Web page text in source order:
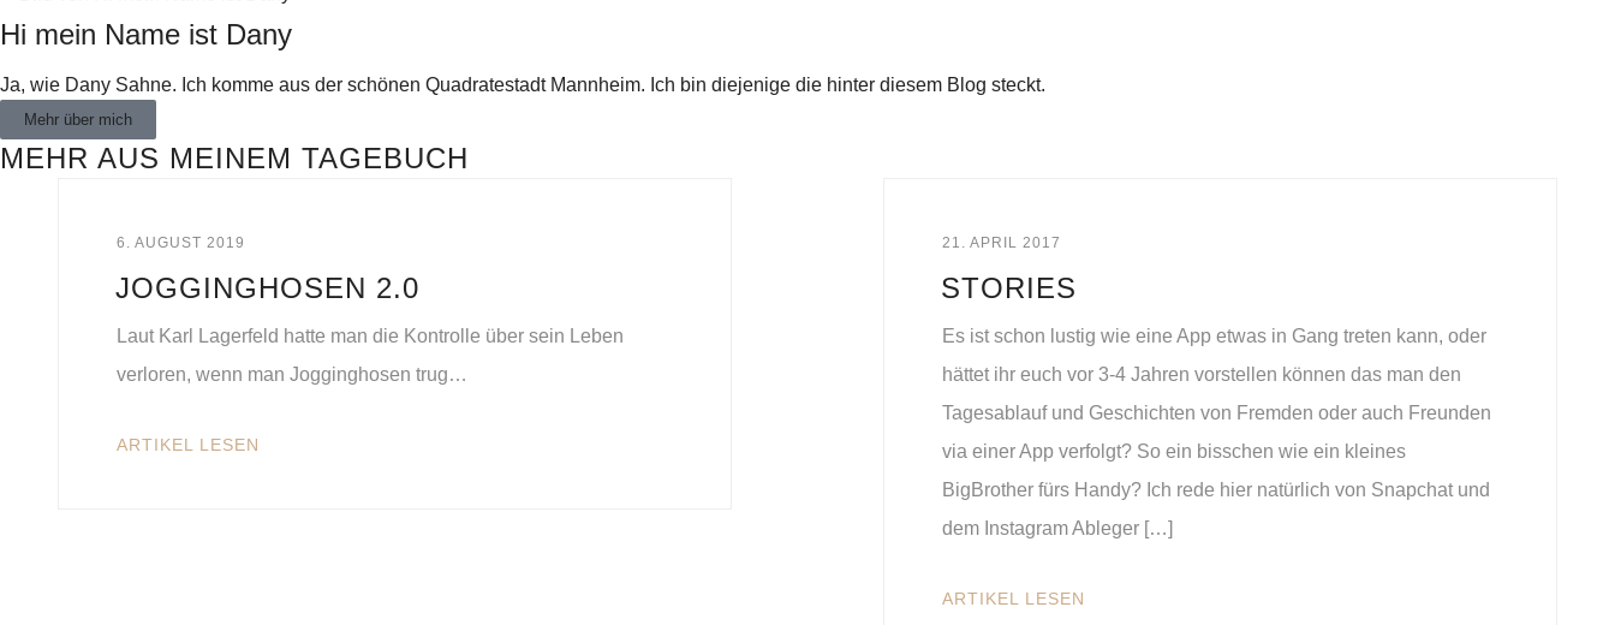
Hi mein Name ist Dany
Ja, wie Dany Sahne. Ich komme aus der schönen Quadratestadt Mannheim. Ich bin diejenige die hinter diesem Blog steckt.
Mehr über mich
MEHR AUS MEINEM TAGEBUCH
6. AUGUST 2019
JOGGINGHOSEN 2.0
Laut Karl Lagerfeld hatte man die Kontrolle über sein Leben
verloren, wenn man Jogginghosen trug…
ARTIKEL LESEN
21. APRIL 2017
STORIES
Es ist schon lustig wie eine App etwas in Gang treten kann, oder
hättet ihr euch vor 3-4 Jahren vorstellen können das man den
Tagesablauf und Geschichten von Fremden oder auch Freunden
via einer App verfolgt? So ein bisschen wie ein kleines
BigBrother fürs Handy? Ich rede hier natürlich von Snapchat und
dem Instagram Ableger […]
ARTIKEL LESEN